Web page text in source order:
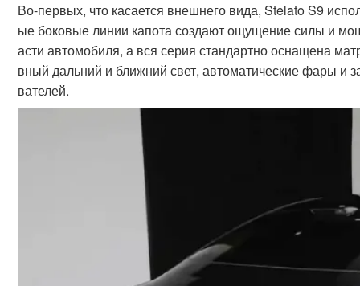
Во-первых, что касается внешнего вида, Stelato S9
ые боковые линии капота создают ощущение силы и
асти автомобиля, а вся серия стандартно оснащена
вный дальний и ближний свет, автоматические фары и
вателей.